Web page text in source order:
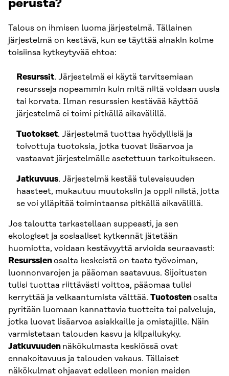
perusta?
Talous on ihmisen luoma järjestelmä. Tällainen
järjestelmä on kestävä, kun se täyttää ainakin kolme
toisiinsa kytkeytyvää ehtoa:
Resurssit. Järjestelmä ei käytä tarvitsemiaan
resursseja nopeammin kuin mitä niitä voidaan uusia
tai korvata. Ilman resurssien kestävää käyttöä
järjestelmä ei toimi pitkällä aikavälillä.
Tuotokset. Järjestelmä tuottaa hyödyllisiä ja
toivottuja tuotoksia, jotka tuovat lisäarvoa ja
vastaavat järjestelmälle asetettuun tarkoitukseen.
Jatkuvuus. Järjestelmä kestää tulevaisuuden
haasteet, mukautuu muutoksiin ja oppii niistä, jotta
se voi ylläpitää toimintaansa pitkällä aikavälillä.
Jos taloutta tarkastellaan suppeasti, ja sen
ekologiset ja sosiaaliset kytkennät jätetään
huomiotta, voidaan kestävyyttä arvioida seuraavasti:
Resurssienosalta keskeistä on taata työvoiman,
luonnonvarojen ja pääoman saatavuus. Sijoitusten
tulisi tuottaa riittävästi voittoa, pääomaa tulisi
kerryttää ja velkaantumista välttää. Tuotostenosalta
pyritään luomaan kannattavia tuotteita tai palveluja,
jotka luovat lisäarvoa asiakkaille ja omistajille. Näin
varmistetaan talouden kasvu ja kilpailukyky.
Jatkuvuuden näkökulmasta keskiössä ovat
ennakoitavuus ja talouden vakaus. Tällaiset
näkökulmat ohjaavat edelleen monien maiden